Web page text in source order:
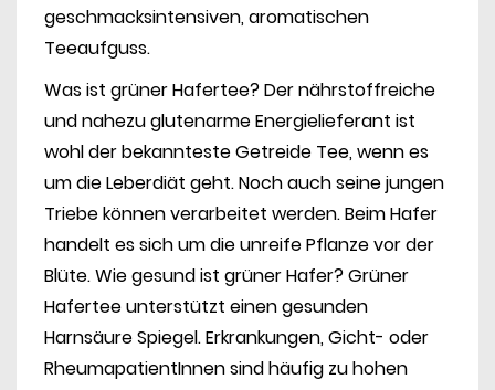
geschmacksintensiven, aromatischen
Teeaufguss.
Was ist grüner Hafertee? Der nährstoffreiche
und nahezu glutenarme Energielieferant ist
wohl der bekannteste Getreide Tee, wenn es
um die Leberdiät geht. Noch auch seine jungen
Triebe können verarbeitet werden. Beim Hafer
handelt es sich um die unreife Pflanze vor der
Blüte. Wie gesund ist grüner Hafer? Grüner
Hafertee unterstützt einen gesunden
Harnsäure Spiegel. Erkrankungen, Gicht- oder
RheumapatientInnen sind häufig zu hohen